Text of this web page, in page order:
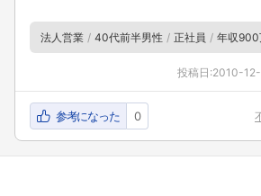
法人営業 40代前半男性 正社員 年収900
投稿日:2010-
参考になった 0